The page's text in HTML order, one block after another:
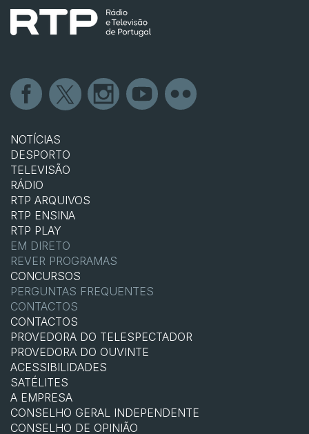
NOTÍCIAS
DESPORTO
TELEVISÃO
RÁDIO
RTP ARQUIVOS
RTP ENSINA
RTP PLAY
EM DIRETO
REVER PROGRAMAS
CONCURSOS
PERGUNTAS FREQUENTES
CONTACTOS
CONTACTOS
PROVEDORA DO TELESPECTADOR
PROVEDORA DO OUVINTE
ACESSIBILIDADES
SATÉLITES
A EMPRESA
CONSELHO GERAL INDEPENDENTE
CONSELHO DE OPINIÃO